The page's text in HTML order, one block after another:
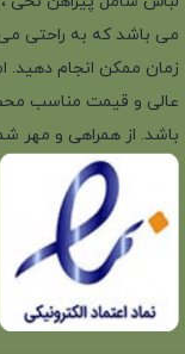
می باشد که به راحتی می
زمان ممکن انجام دهید.
عالی و قیمت مناسب
باشد. از همراهی و مهر